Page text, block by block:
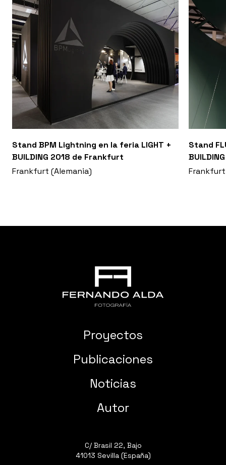
Stand BPM Lightning en la feria LIGHT +
BUILDING 2018 de Frankfurt
Frankfurt (Alemania)
Stand
Proyectos
Publicaciones
Noticias
Autor
C/ Brasil 22, Bajo
41013 Sevilla (España)